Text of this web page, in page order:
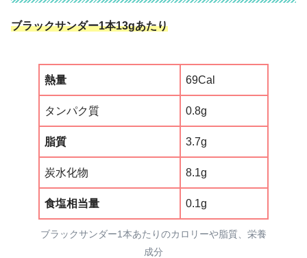
ブラックサンダー1本13gあたり
熱量 69Cal
タンパク質 0.8g
脂質 3.7g
炭水化物 8.1g
食塩相当量 0.1g
ブラックサンダー1本あたりのカロリーや脂質、栄養
成分